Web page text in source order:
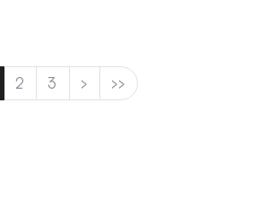
2 3 > >>